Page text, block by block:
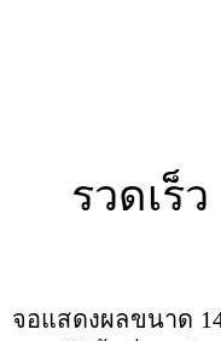
รวดเร็
จอแสดงผลขนาด